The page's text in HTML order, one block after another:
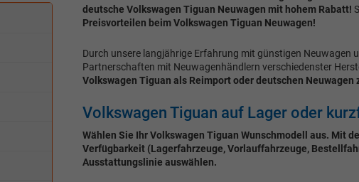
deutsche Volkswagen Tiguan Neuwagen mit hohem Rabatt!
Preisvorteilen beim Volkswagen Tiguan Neuwagen!
Durch unsere langjährige Erfahrung mit günstigen Neuwagen
Partnerschaften mit Neuwagenhändlern verschiedenster
Volkswagen Tiguan als Reimport oder deutschen Neuwagen
Volkswagen Tiguan auf Lager oder
Wählen Sie Ihr Volkswagen Tiguan Wunschmodell aus. Mit
Verfügbarkeit (Lagerfahrzeuge, Vorlauffahrzeuge,
Ausstattungslinie auswählen.